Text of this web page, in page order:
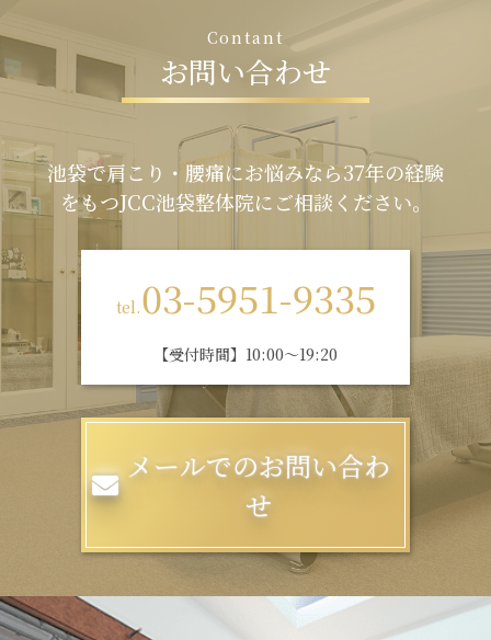
Contant
お問い合わせ
池袋で肩こり・腰痛にお悩みなら37年の経験
をもつJCC池袋整体院にご相談ください。
tel.03-5951-9335
【受付時間】10:00～19:20
メールでのお問い合わ
せ